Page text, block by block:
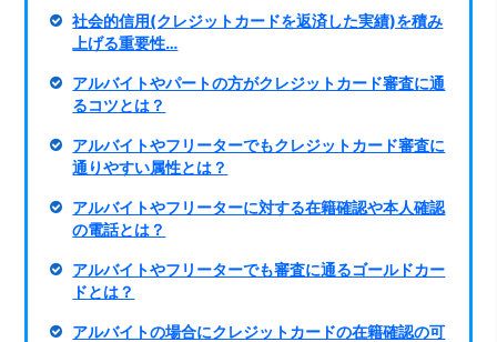
社会的信用(クレジットカードを返済した実績)を積み
上げる重要性…
アルバイトやパートの方がクレジットカード審査に通
るコツとは？
アルバイトやフリーターでもクレジットカード審査に
通りやすい属性とは？
アルバイトやフリーターに対する在籍確認や本人確認
の電話とは？
アルバイトやフリーターでも審査に通るゴールドカー
ドとは？
アルバイトの場合にクレジットカードの在籍確認の可